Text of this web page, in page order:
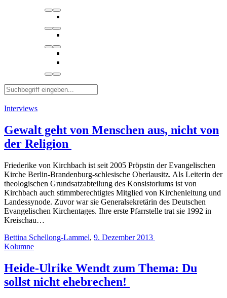
Interviews
Gewalt geht von Menschen aus, nicht von
der Religion
Friederike von Kirchbach ist seit 2005 Pröpstin der Evangelischen
Kirche Berlin-Brandenburg-schlesische Oberlausitz. Als Leiterin der
theologischen Grundsatzabteilung des Konsistoriums ist von
Kirchbach auch stimmberechtigtes Mitglied von Kirchenleitung und
Landessynode. Zuvor war sie Generalsekretärin des Deutschen
Evangelischen Kirchentages. Ihre erste Pfarrstelle trat sie 1992 in
Kreischau…
Bettina Schellong-Lammel, 9. Dezember 2013
Kolumne
Heide-Ulrike Wendt zum Thema: Du
sollst nicht ehebrechen!